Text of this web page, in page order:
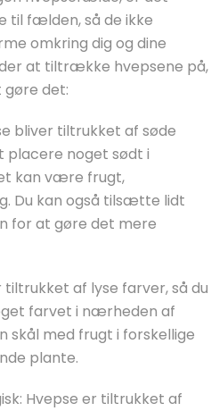
til fælden, så de ikke
omkring dig og dine
at tiltrække hvepsene på,
gøre det:
bliver tiltrukket af søde
placere noget sødt i
kan være frugt,
Du kan også tilsætte lidt
for at gøre det mere
tiltrukket af lyse farver, så du
farvet i nærheden af
med frugt i forskellige
plante.
Hvepse er tiltrukket af